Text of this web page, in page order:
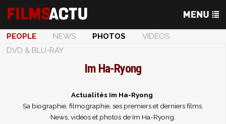
PEOPLE NEWS PHOTOS
VIDÉOS
DVD & BLU-RAY
Im Ha-Ryong
Actualités Im Ha-Ryong
Sa biographie, filmographie, ses premiers et derniers films.
News, vidéos et photos de Im Ha-Ryong.